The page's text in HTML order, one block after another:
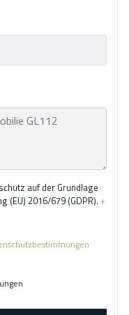
auf der Grundlage
(EU) 2016/679 (GDPR). +